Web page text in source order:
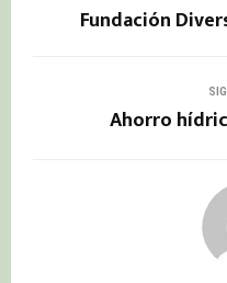
Fundación
Ahorro